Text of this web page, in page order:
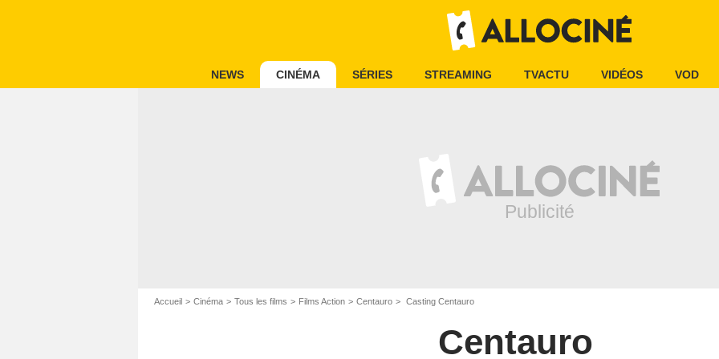
NEWS CINÉMA SÉRIES STREAMING TVACTU VIDÉOS VOD
Accueil Cinéma Tous les films Films Action Centauro Casting Centauro
Centauro